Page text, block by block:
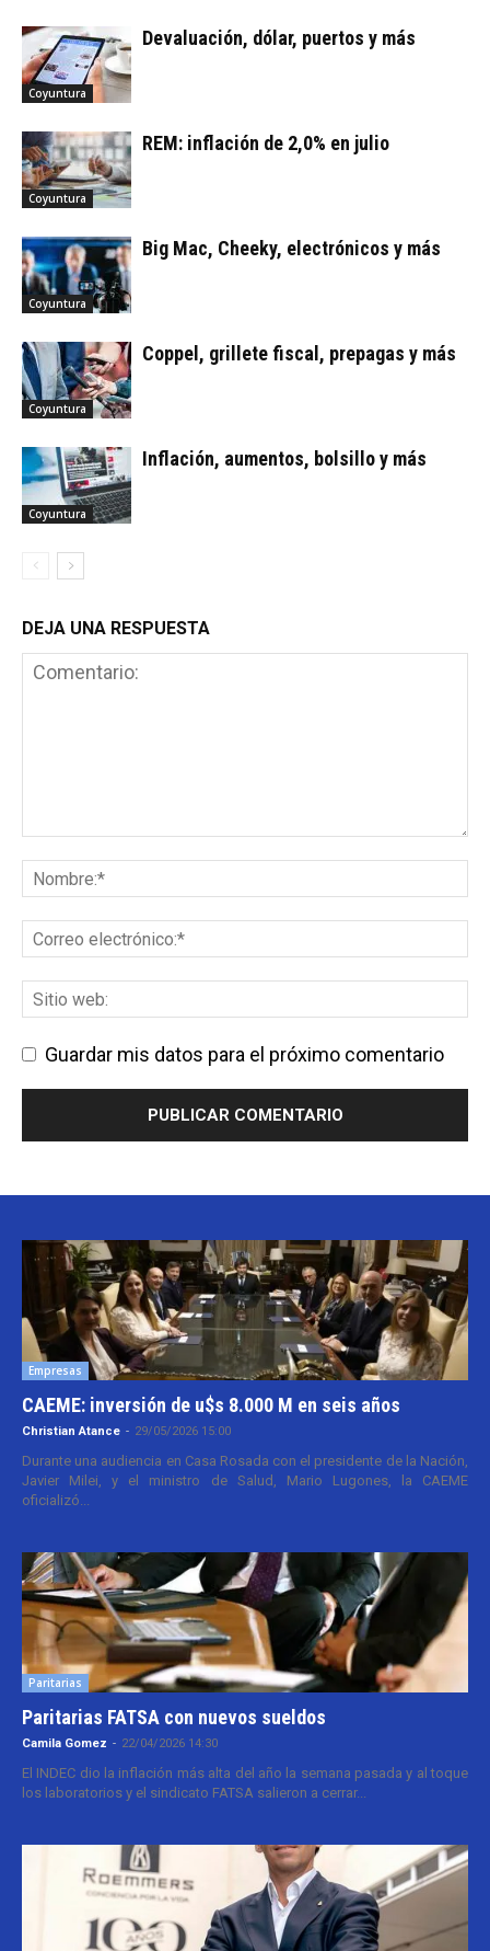
Coyuntura
Devaluación, dólar, puertos y más
Coyuntura
REM: inflación de 2,0% en julio
Coyuntura
Big Mac, Cheeky, electrónicos y más
Coyuntura
Coppel, grillete fiscal, prepagas y más
Coyuntura
Inflación, aumentos, bolsillo y más
DEJA UNA RESPUESTA
Guardar mis datos para el próximo comentario
Empresas
CAEME: inversión de u$s 8.000 M en seis años
Christian Atance - 29/05/2026 15:00
Durante una audiencia en Casa Rosada con el presidente de la Nación,
Javier Milei, y el ministro de Salud, Mario Lugones, la CAEME
oficializó...
Paritarias
Paritarias FATSA con nuevos sueldos
Camila Gomez - 22/04/2026 14:30
El INDEC dio la inflación más alta del año la semana pasada y al toque
los laboratorios y el sindicato FATSA salieron a cerrar...